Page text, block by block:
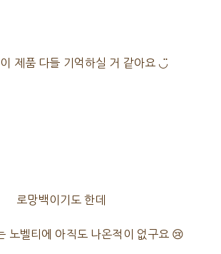
제품 다들 기억하실 거 같아요 ◡̈
로망백이기도 한데
노벨티에 아직도 나온적이 없구요 😢